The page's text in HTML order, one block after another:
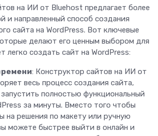
на ИИ от Bluehost предлагает более
и направленный способ создания
сайта на WordPress. Вот ключевые
делают его ценным выбором для
легко создать сайт на WordPress:
: Конструктор сайтов на ИИ от
весь процесс создания сайта,
полностью функциональный
за минуты. Вместо того чтобы
на решения по макету или ручную
можете быстрее выйти в онлайн и